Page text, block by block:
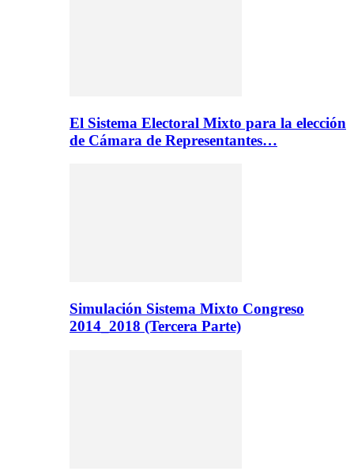
El Sistema Electoral Mixto para la elección
de Cámara de Representantes…
Simulación Sistema Mixto Congreso
2014_2018 (Tercera Parte)